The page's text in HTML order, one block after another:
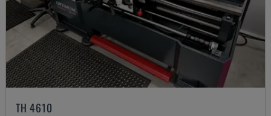
TH 4610